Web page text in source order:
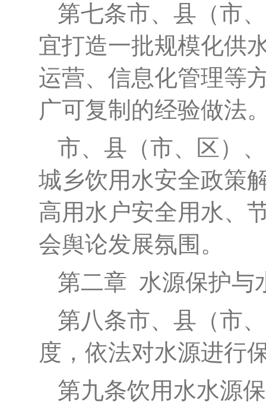
第七条市、县（市
宜打造一批规模化供
运营、信息化管理等
广可复制的经验做法
市、县（市、区）
城乡饮用水安全政策
高用水户安全用水、
会舆论发展氛围。
第二章 水源保护与
第八条市、县（市
度，依法对水源进行
第九条饮用水水源